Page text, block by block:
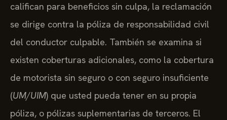
califican para beneficios sin culpa, la reclamación
se dirige contra la póliza de responsabilidad civil
del conductor culpable. También se examina si
existen coberturas adicionales, como la cobertura
de motorista sin seguro o con seguro insuficiente
(UM/UIM) que usted pueda tener en su propia
póliza, o pólizas suplementarias de terceros. El